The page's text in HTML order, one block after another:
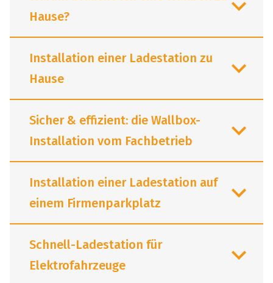
Hause?
Mit einer eigenen Ladestation zu
Hause können Sie auf eine technische
Lösung zugreifen, die speziell für den
Beim Aufladen eines Elektro­fahr­zeugs
fließt 6 bis 8 Stunden lang elektrischer
Strom durch die Steckdose. Auch bei
besonders harten Betriebsbedingungen
Installation einer Ladestation zu
Hause
Sicher & effizient: die Wallbox-
Installation vom Fachbetrieb
Installation einer Ladestation auf
einem Firmenparkplatz
Schnell-Ladestation für
Elektrofahrzeuge